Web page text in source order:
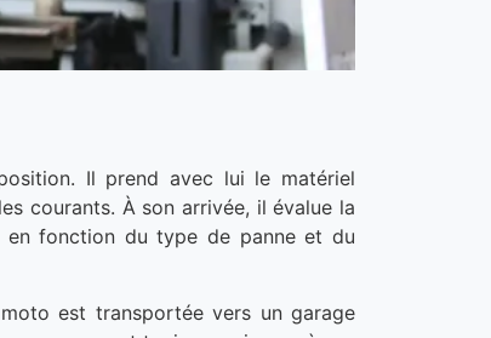
Il prend avec lui le matériel
courants. À son arrivée, il évalue la
en fonction du type de panne et du
est transportée vers un garage